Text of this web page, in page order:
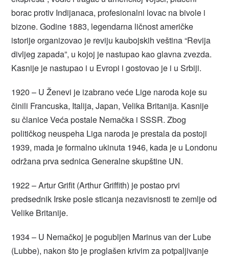
borac protiv Indijanaca, profesionalni lovac na bivole i
bizone. Godine 1883, legendarna ličnost američke
istorije organizovao je reviju kaubojskih veština “Revija
divljeg zapada”, u kojoj je nastupao kao glavna zvezda.
Kasnije je nastupao i u Evropi i gostovao je i u Srbiji.
1920 – U Ženevi je izabrano veće Lige naroda koje su
činili Francuska, Italija, Japan, Velika Britanija. Kasnije
su članice Veća postale Nemačka i SSSR. Zbog
političkog neuspeha Liga naroda je prestala da postoji
1939, mada je formalno ukinuta 1946, kada je u Londonu
održana prva sednica Generalne skupštine UN.
1922 – Artur Grifit (Arthur Griffith) je postao prvi
predsednik Irske posle sticanja nezavisnosti te zemlje od
Velike Britanije.
1934 – U Nemačkoj je pogubljen Marinus van der Lube
(Lubbe), nakon što je proglašen krivim za potpaljivanje